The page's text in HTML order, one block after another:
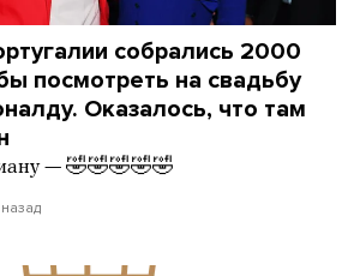
собрались 2000
посмотреть на свадьбу
Оказалось, что там
— 🤣🤣🤣🤣🤣